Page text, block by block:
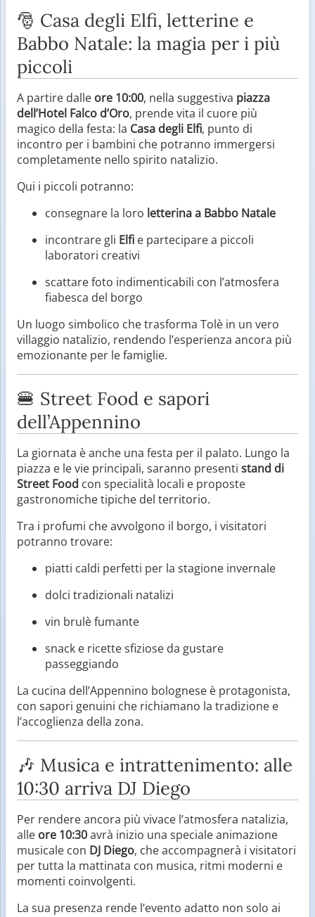
🎅 Casa degli Elfi, letterine e
Babbo Natale: la magia per i più
piccoli
A partire dalle ore 10:00, nella suggestiva piazza
dell’Hotel Falco d’Oro, prende vita il cuore più
magico della festa: la Casa degli Elfi, punto di
incontro per i bambini che potranno immergersi
completamente nello spirito natalizio.
Qui i piccoli potranno:
consegnare la loro letterina a Babbo Natale
incontrare gli Elfi e partecipare a piccoli
laboratori creativi
scattare foto indimenticabili con l’atmosfera
fiabesca del borgo
Un luogo simbolico che trasforma Tolè in un vero
villaggio natalizio, rendendo l’esperienza ancora più
emozionante per le famiglie.
🍔 Street Food e sapori
dell’Appennino
La giornata è anche una festa per il palato. Lungo la
piazza e le vie principali, saranno presenti stand di
Street Food con specialità locali e proposte
gastronomiche tipiche del territorio.
Tra i profumi che avvolgono il borgo, i visitatori
potranno trovare:
piatti caldi perfetti per la stagione invernale
dolci tradizionali natalizi
vin brulè fumante
snack e ricette sfiziose da gustare
passeggiando
La cucina dell’Appennino bolognese è protagonista,
con sapori genuini che richiamano la tradizione e
l’accoglienza della zona.
🎶 Musica e intrattenimento: alle
10:30 arriva DJ Diego
Per rendere ancora più vivace l’atmosfera natalizia,
alle ore 10:30avrà inizio una speciale animazione
musicale con DJ Diego, che accompagnerà i visitatori
per tutta la mattinata con musica, ritmi moderni e
momenti coinvolgenti.
La sua presenza rende l’evento adatto non solo ai